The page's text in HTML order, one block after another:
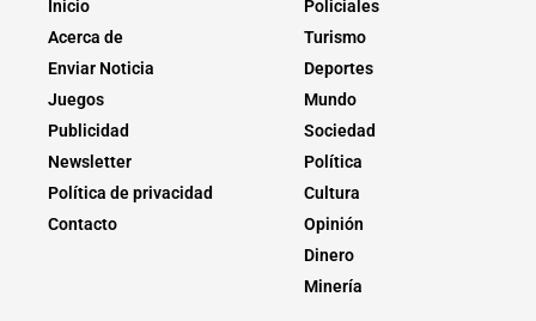
Inicio
Acerca de
Enviar Noticia
Juegos
Publicidad
Newsletter
Política de privacidad
Contacto
Policiales
Turismo
Deportes
Mundo
Sociedad
Política
Cultura
Opinión
Dinero
Minería